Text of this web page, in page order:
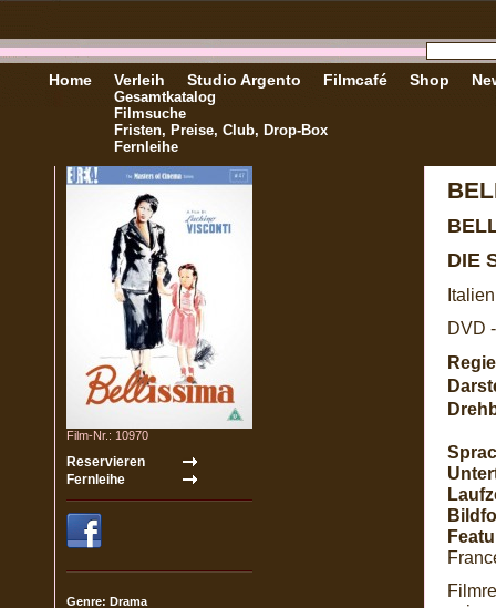
Home Verleih
Gesamtkatalog
Filmsuche
Fristen, Preise, Club, Drop-Box
Fernleihe
Studio Argento Filmcafé Shop
Film-Nr.: 10970
Genre: Drama
DIE
DVD